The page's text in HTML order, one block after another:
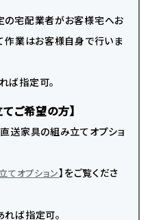
の宅配業者がお客様宅へお
作業はお客様自身で行いま
ば指定可。
ご希望の方】
送家具の組み立てオプショ
てオプション】をご覧くださ
ば指定可。